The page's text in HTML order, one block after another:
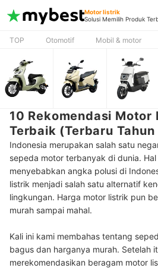
Motor listrik
Solusi Memilih Produk
TOP Otomotif Mobil & motor
10 Rekomendasi Motor
Terbaik (Terbaru
Indonesia merupakan salah satu
sepeda motor terbanyak di dunia. Hal
menyebabkan angka polusi di
listrik menjadi salah satu alternatif
lingkungan. Harga motor listrik pun
murah sampai mahal.
Kali ini kami membahas tentang
bagus dan harganya murah. Setelah
merekomendasikan beragam motor